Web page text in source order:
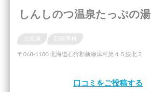
しんしのつ温泉たっぷの湯
〒068-1100 北海道石狩郡新篠津村第４５線北２
口コミをご投稿する